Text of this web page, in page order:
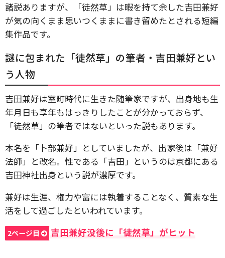
諸説ありますが、「徒然草」は暇を持て余した吉田兼好
が気の向くまま思いつくままに書き留めたとされる短編
集作品です。
謎に包まれた「徒然草」の筆者・吉田兼好とい
う人物
吉田兼好は室町時代に生きた随筆家ですが、出身地も生
年月日も享年もはっきりしたことが分かっておらず、
「徒然草」の筆者ではないといった説もあります。
本名を「卜部兼好」としていましたが、出家後は「兼好
法師」と改名。性である「吉田」というのは京都にある
吉田神社出身という説が濃厚です。
兼好は生涯、権力や富には執着することなく、質素な生
活をして過ごしたといわれています。
2ページ目 吉田兼好没後に「徒然草」がヒット